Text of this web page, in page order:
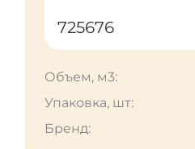
725676
Объем, м3:
Упаковка, шт:
Бренд: